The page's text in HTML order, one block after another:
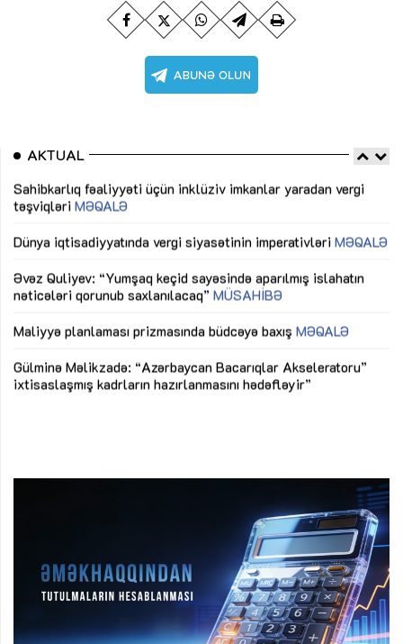
AKTUAL
Sahibkarlıq fəaliyyəti üçün inklüziv imkanlar yaradan vergi
təşviqləri MƏQALƏ
Dünya iqtisadiyyatında vergi siyasətinin imperativləri MƏQALƏ
Əvəz Quliyev: “Yumşaq keçid sayəsində aparılmış islahatın
nəticələri qorunub saxlanılacaq” MÜSAHİBƏ
Maliyyə planlaması prizmasında büdcəyə baxış MƏQALƏ
Gülminə Məlikzadə: “Azərbaycan Bacarıqlar Akseleratoru”
ixtisaslaşmış kadrların hazırlanmasını hədəfləyir”